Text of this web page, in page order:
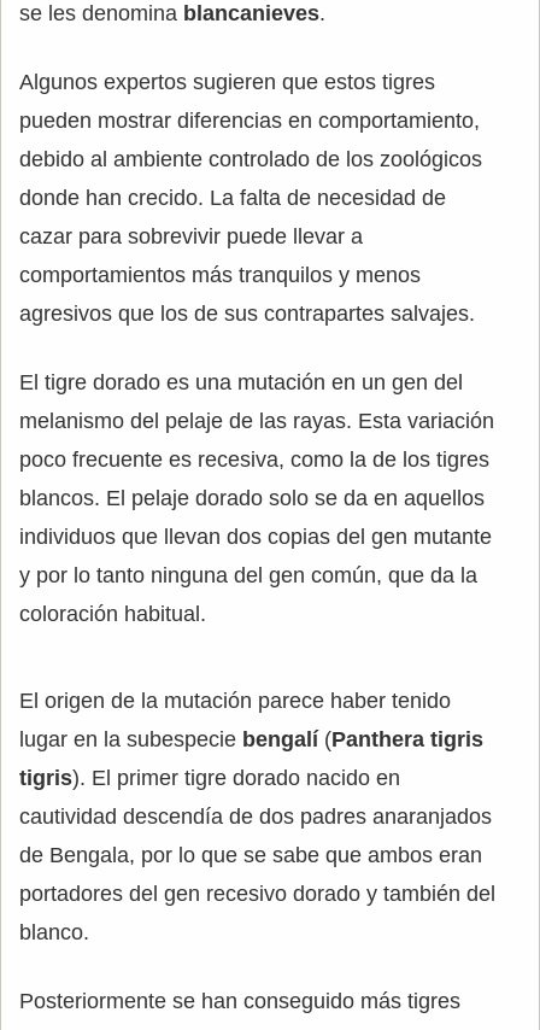
se les denomina blancanieves.
Algunos expertos sugieren que estos tigres
pueden mostrar diferencias en comportamiento,
debido al ambiente controlado de los zoológicos
donde han crecido. La falta de necesidad de
cazar para sobrevivir puede llevar a
comportamientos más tranquilos y menos
agresivos que los de sus contrapartes salvajes.
El tigre dorado es una mutación en un gen del
melanismo del pelaje de las rayas. Esta variación
poco frecuente es recesiva, como la de los tigres
blancos. El pelaje dorado solo se da en aquellos
individuos que llevan dos copias del gen mutante
y por lo tanto ninguna del gen común, que da la
coloración habitual.
El origen de la mutación parece haber tenido
lugar en la subespecie bengalí (Panthera tigris
tigris). El primer tigre dorado nacido en
cautividad descendía de dos padres anaranjados
de Bengala, por lo que se sabe que ambos eran
portadores del gen recesivo dorado y también del
blanco.
Posteriormente se han conseguido más tigres